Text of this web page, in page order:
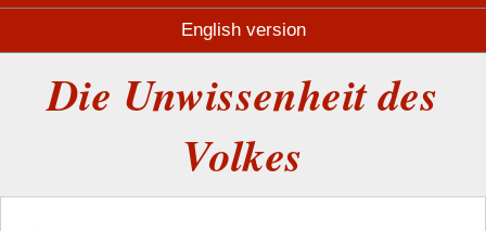
English version
Die Unwissenheit des
Volkes